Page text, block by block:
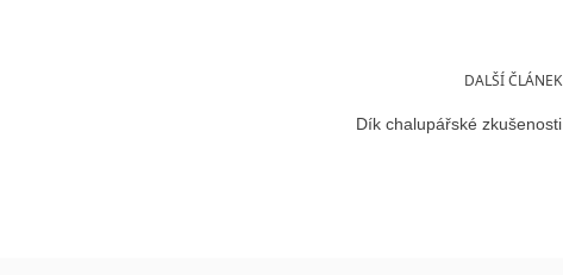
DALŠÍ ČLÁNEK
Dík chalupářské zkušenosti